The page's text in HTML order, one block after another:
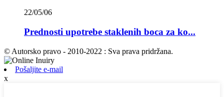
22/05/06
Prednosti upotrebe staklenih boca za ko...
© Autorsko pravo - 2010-2022 : Sva prava pridržana.
Pošaljite e-mail
x